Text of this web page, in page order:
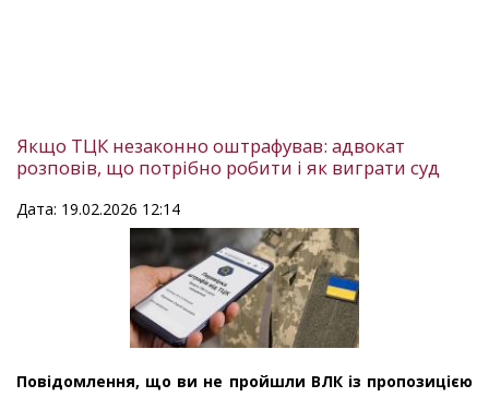
Якщо ТЦК незаконно оштрафував: адвокат
розповів, що потрібно робити і як виграти суд
Дата: 19.02.2026 12:14
Повідомлення, що ви не пройшли ВЛК із пропозицією